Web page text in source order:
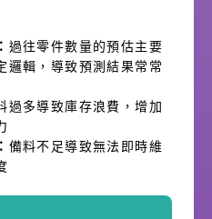
過往零件數量的預估主要
邏輯，導致預測結果常常
過多導致庫存浪費，增加
備料不足導致無法即時維